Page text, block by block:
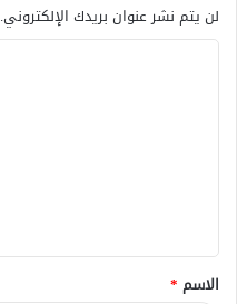
لن يتم نشر عنوان بريدك الإلكتروني.
ق
*
الاسم *